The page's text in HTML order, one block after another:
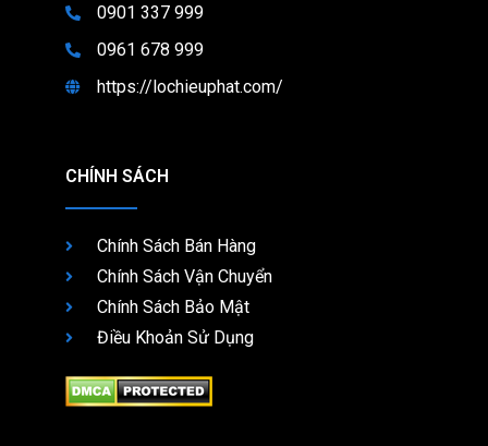
0901 337 999
0961 678 999
https://lochieuphat.com/
CHÍNH SÁCH
Chính Sách Bán Hàng
Chính Sách Vận Chuyển
Chính Sách Bảo Mật
Điều Khoản Sử Dụng